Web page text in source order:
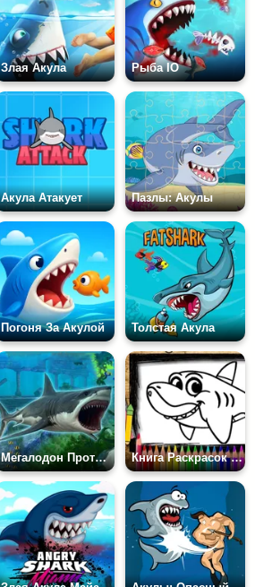
Злая Акула Рыба IO
Акула Атакует Пазлы: Акулы
Погоня За Акулой Толстая Акула
Мегалодон Против Кораблей Книга Раскрасок Акулы